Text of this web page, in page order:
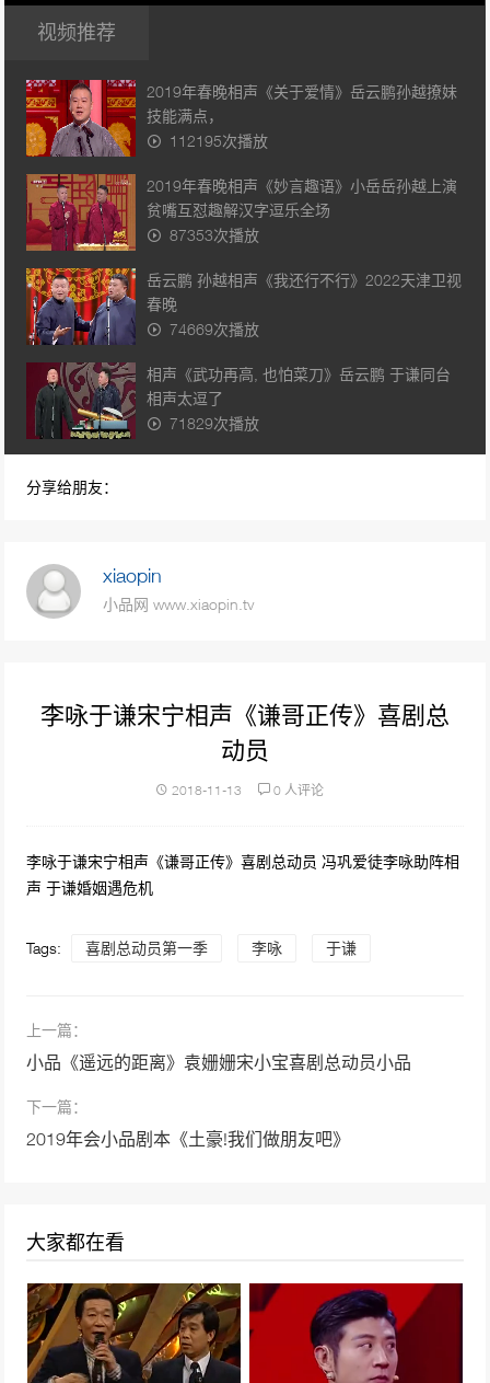
视频推荐
2019年春晚相声《关于爱情》岳云鹏孙越撩妹
技能满点，
112195次播放
2019年春晚相声《妙言趣语》小岳岳孙越上演
贫嘴互怼趣解汉字逗乐全场
87353次播放
岳云鹏 孙越相声《我还行不行》2022天津卫视
春晚
74669次播放
相声《武功再高, 也怕菜刀》岳云鹏 于谦同台
相声太逗了
71829次播放
40638次播放
相声《卖挂票》 岳云鹏\孙越
38610次播放
太逗笑了
相声《相声有新人》岳云鹏孙越助阵, 小岳岳化
35897次播放
《年三十的歌》2022春晚岳云鹏孙越相声
相声《因为爱情》岳云鹏示爱范冰冰, 被李晨
揍!
32508次播放
分享给朋友：
xiaopin
小品网 www.xiaopin.tv
李咏于谦宋宁相声《谦哥正传》喜剧总
动员
2018-11-13 0 人评论
李咏于谦宋宁相声《谦哥正传》喜剧总动员 冯巩爱徒李咏助阵相
声 于谦婚姻遇危机
Tags: 喜剧总动员第一季 李咏 于谦
上一篇：
小品《遥远的距离》袁姗姗宋小宝喜剧总动员小品
下一篇：
2019年会小品剧本《土豪!我们做朋友吧》
大家都在看